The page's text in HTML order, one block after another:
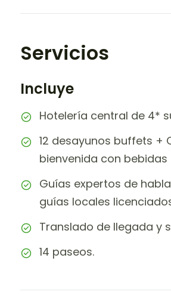
Servicios
Incluye
Hotelería central de 4*
12 desayunos buffets +
bienvenida con bebidas
Guías expertos de
guías locales
Translado de llegada y
14 paseos.